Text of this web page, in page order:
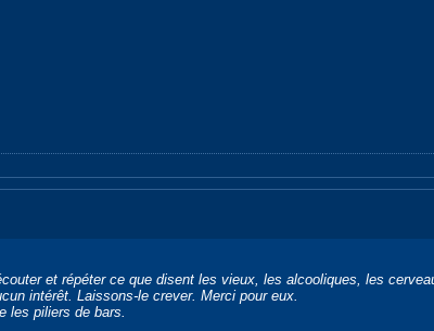
et répéter ce que disent les vieux, les alcooliques, les
intérêt. Laissons-le crever. Merci pour eux.
les piliers de bars.